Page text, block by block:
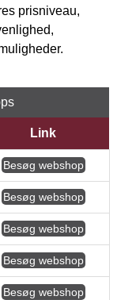
prisniveau,
Link
Besøg webshop
Besøg webshop
Besøg webshop
Besøg webshop
Besøg webshop